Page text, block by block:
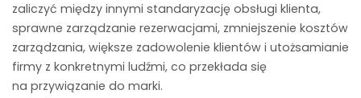
zaliczyć między innymi standaryzację obsługi klienta,
sprawne zarządzanie rezerwacjami, zmniejszenie kosztów
zarządzania, większe zadowolenie klientów i utożsamianie
firmy z konkretnymi ludźmi, co przekłada się
na przywiązanie do marki.